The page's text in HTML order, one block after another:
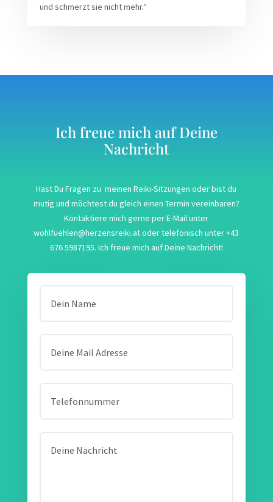
und schmerzt sie nicht mehr.“
Ich freue mich auf Deine
Nachricht
Hast Du Fragen zu meinen Reiki-Sitzungen oder bist du
mutig und möchtest du gleich einen Termin vereinbaren?
Kontaktiere mich gerne per E-Mail unter
wohlfuehlen@herzensreiki.at oder telefonisch unter +43
676 5987195. Ich freue mich auf Deine Nachricht!